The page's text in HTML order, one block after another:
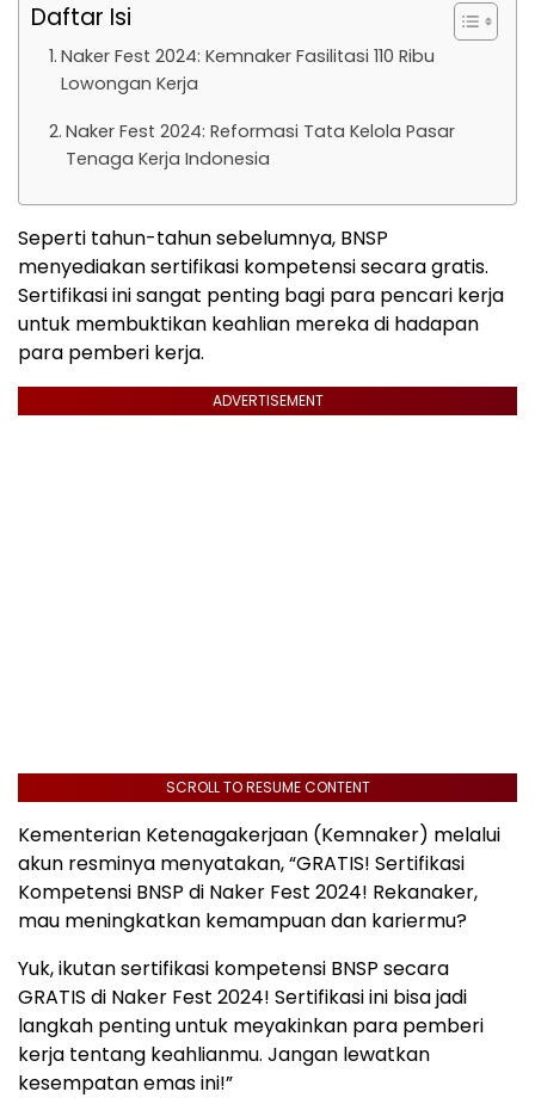
Daftar Isi
Naker Fest 2024: Kemnaker Fasilitasi 110 Ribu
Lowongan Kerja
Naker Fest 2024: Reformasi Tata Kelola Pasar
Tenaga Kerja Indonesia
Seperti tahun-tahun sebelumnya, BNSP
menyediakan sertifikasi kompetensi secara gratis.
Sertifikasi ini sangat penting bagi para pencari kerja
untuk membuktikan keahlian mereka di hadapan
para pemberi kerja.
ADVERTISEMENT
SCROLL TO RESUME CONTENT
Kementerian Ketenagakerjaan (Kemnaker) melalui
akun resminya menyatakan, “GRATIS! Sertifikasi
Kompetensi BNSP di Naker Fest 2024! Rekanaker,
mau meningkatkan kemampuan dan kariermu?
Yuk, ikutan sertifikasi kompetensi BNSP secara
GRATIS di Naker Fest 2024! Sertifikasi ini bisa jadi
langkah penting untuk meyakinkan para pemberi
kerja tentang keahlianmu. Jangan lewatkan
kesempatan emas ini!”